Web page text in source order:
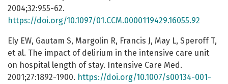
2004;32:955-62.
https://doi.org/10.1097/01.CCM.0000119429.16055.92
Ely EW, Gautam S, Margolin R, Francis J, May L, Speroff T,
et al. The impact of delirium in the intensive care unit
on hospital length of stay. Intensive Care Med.
2001;27:1892-1900. https://doi.org/10.1007/s00134-001-